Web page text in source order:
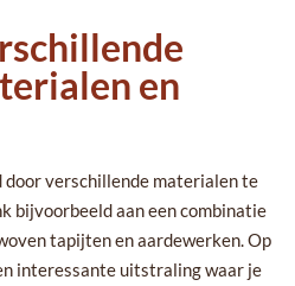
en
door verschillende materialen te
bijvoorbeeld aan een combinatie
tapijten en aardewerken. Op
interessante uitstraling waar je